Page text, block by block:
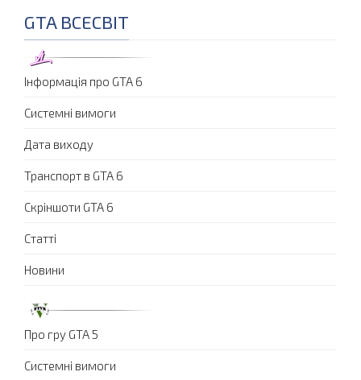
GTA ВСЕСВІТ
Інформація про GTA 6
Системні вимоги
Дата виходу
Транспорт в GTA 6
Скріншоти GTA 6
Статті
Новини
Про гру GTA 5
Системні вимоги